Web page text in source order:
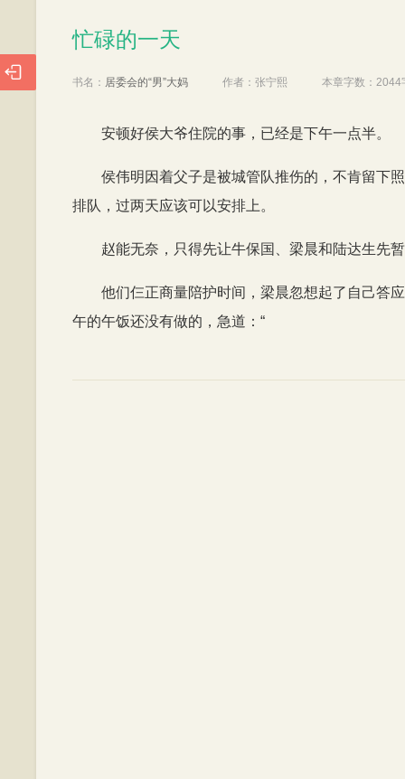
忙碌的一天
书名： 居委会的“男”大妈 作者： 张宁熙 本章字数： 2044
安顿好侯大爷住院的事，已经是下午一点半。
侯伟明因着父子是被城管队推伤的，不肯留下
排队，过两天应该可以安排上。
赵能无奈，只得先让牛保国、梁晨和陆达生先
他们仨正商量陪护时间，梁晨忽想起了自己答
午的午饭还没有做的，急道：“
